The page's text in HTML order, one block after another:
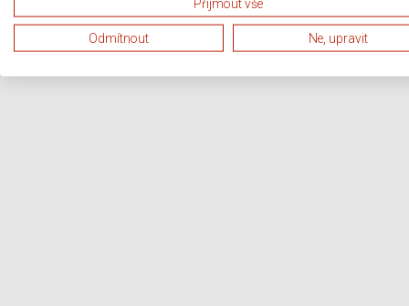
Přijmout vše
Odmítnout Ne, upravit